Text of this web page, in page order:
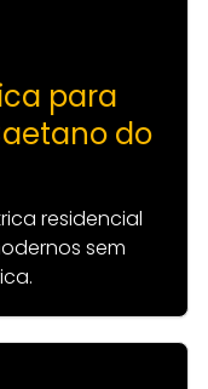
para
do
residencial
sem